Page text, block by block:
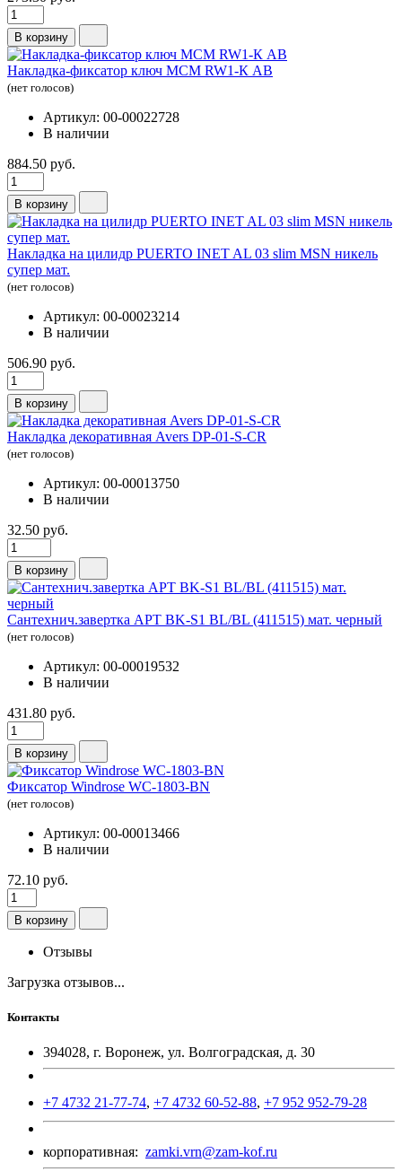
В корзину
Накладка-фиксатор ключ МСМ RW1-К АВ
(нет голосов)
Артикул: 00-00022728
В наличии
884.50 руб.
В корзину
Накладка на цилидр PUERTO INET AL 03 slim MSN никель
супер мат.
(нет голосов)
Артикул: 00-00023214
В наличии
506.90 руб.
В корзину
Накладка декоративная Avers DP-01-S-CR
(нет голосов)
Артикул: 00-00013750
В наличии
32.50 руб.
В корзину
Сантехнич.завертка АРТ BK-S1 BL/BL (411515) мат. черный
(нет голосов)
Артикул: 00-00019532
В наличии
431.80 руб.
В корзину
Фиксатор Windrose WC-1803-ВN
(нет голосов)
Артикул: 00-00013466
В наличии
72.10 руб.
В корзину
Отзывы
Загрузка отзывов...
Контакты
394028, г. Воронеж, ул. Волгоградская, д. 30
+7 4732 21-77-74, +7 4732 60-52-88, +7 952 952-79-28
корпоративная: zamki.vrn@zam-kof.ru